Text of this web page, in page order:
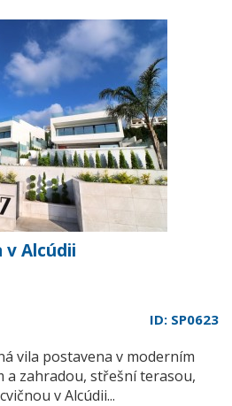
v Alcúdii
ID: SP0623
vila postavena v moderním
a zahradou, střešní terasou,
v Alcúdii...